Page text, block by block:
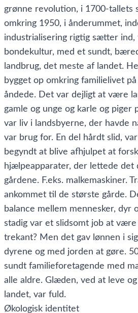
grønne revolution, i 1700-tallets
omkring 1950, i ånderummet,
industrialisering rigtig sætter ind,
bondekultur, med et sundt,
landbrug, det meste af landet.
bygget op omkring familielivet
åndede. Det var dejligt at være
gamle og unge og karle og piger
var liv i landsbyerne, der havde
var brug for. En del hårdt slid,
begyndt at blive afhjulpet at
hjælpeapparater, der lettede det
gårdene. F.eks. malkemaskiner.
ankommet til de største gårde.
balance mellem mennesker, dyr
stadig var et slidsomt job at
trekant? Men det gav lønnen i
dyrene og med jorden at gøre.
sundt familieforetagende med
alle aldre. Glæden, ved at leve
landet, var fuld.
Økologisk identitet